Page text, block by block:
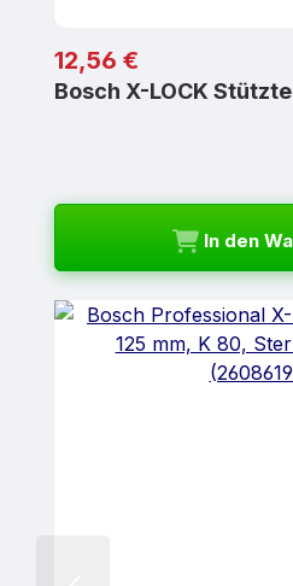
Regulärer Preis:
12,56 €
Bosch X-LOCK
In den